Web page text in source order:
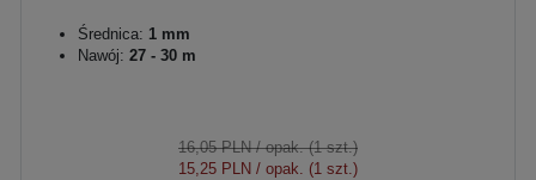
Średnica: 1 mm
Nawój: 27 - 30 m
16,05 PLN/ opak. (1 szt.)
15,25 PLN / opak. (1 szt.)